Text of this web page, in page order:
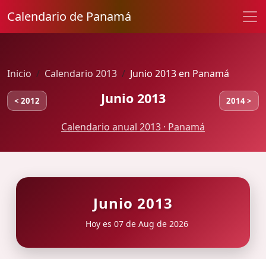
Calendario de Panamá
Inicio Calendario 2013 Junio 2013 en Panamá
< 2012 Junio 2013 2014 >
Calendario anual 2013 · Panamá
Junio 2013
Hoy es 07 de Aug de 2026